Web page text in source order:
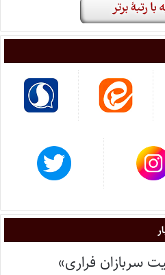
سربازان فراری»